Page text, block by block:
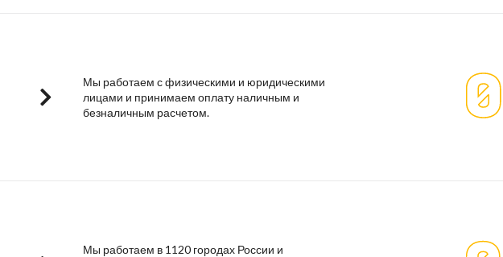
Мы работаем с физическими и юридическими
лицами и принимаем оплату наличным и
безналичным расчетом.
Мы работаем в 1120 городах России и